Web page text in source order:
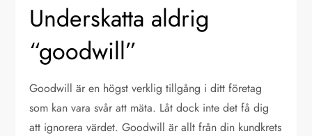
Underskatta aldrig
“goodwill”
Goodwill är en högst verklig tillgång i ditt företag
som kan vara svår att mäta. Låt dock inte det få dig
att ignorera värdet. Goodwill är allt från din kundkrets